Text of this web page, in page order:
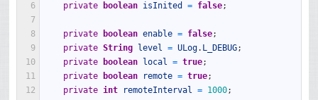
6
7
8
9
10
11
12
private
boolean isInited = false;
private boolean enable = false;
private String level = ULog. L_DEBUG;
private
boolean local = true;
private
boolean remote = true;
private int remoteInterval = 1000;